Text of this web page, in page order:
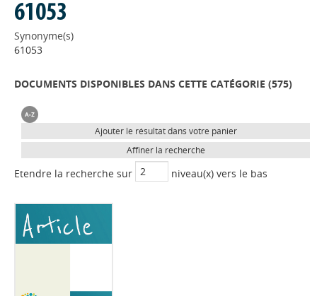
61053
Synonyme(s)
61053
DOCUMENTS DISPONIBLES DANS CETTE CATÉGORIE (575)
Ajouter le résultat dans votre panier
Affiner la recherche
Etendre la recherche sur niveau(x) vers le bas